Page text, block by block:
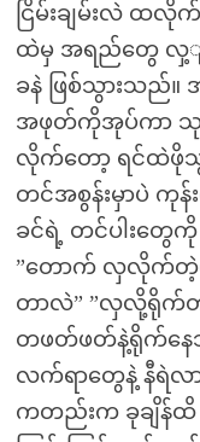
ငြိမ်းချမ်းလဲ
ထဲမှ အရည်တွေ လှ့ျံ
ခနဲ ဖြစ်သွားသည်
အဖုတ်ကိုအုပ်ကာ သုတ်
လိုက်တော့ ရင်ထဲဖိုသွ
တင်အစွန်းမှာပဲ ကုန်း
ခင်ရဲ့ တင်ပါးတွေကို
”တောက် လှလိုက်တဲ့
တာလဲ” ”လှလို့ရိုက်တာ
တဖတ်ဖတ်နဲ့ရိုက်နေ
လက်ရာတွေနဲ့ နီရဲလ
ကတည်းက ခုချိန်ထိ